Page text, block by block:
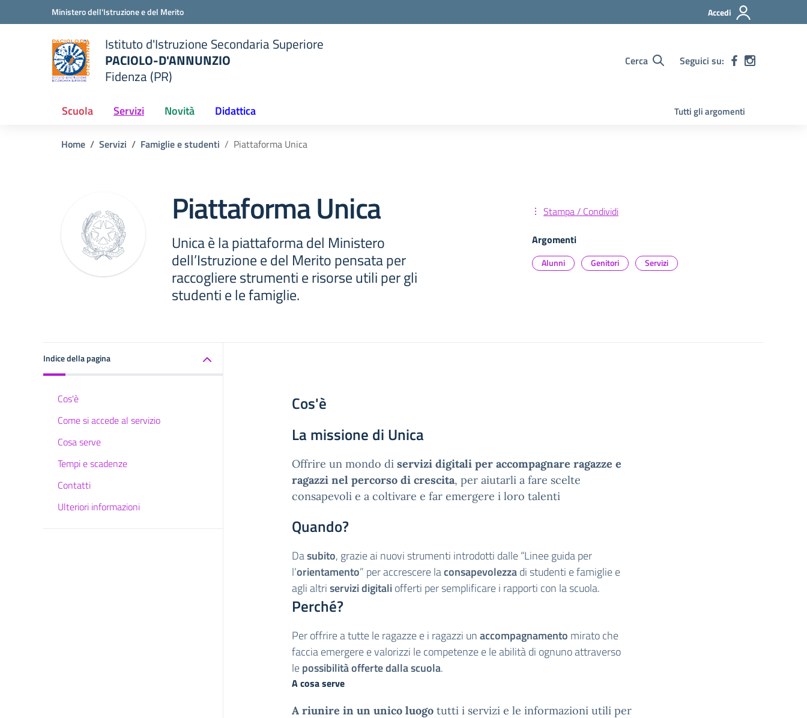
Vai ai contenuti
Vai al menu di navigazioneMinistero dell'Istruzione e del Merito Accedi
scuola
Istituto d'Istruzione Secondaria Superiore
PACIOLO-D'ANNUNZIO
Fidenza (PR)
Cerca Seguici su:
Scuola Servizi Novità Didattica Tutti gli argomenti
Home Servizi Famiglie e studenti Piattaforma Unica
Piattaforma Unica
Unica è la piattaforma del Ministero
dell’Istruzione e del Merito pensata per
raccogliere strumenti e risorse utili per gli
studenti e le famiglie.
Stampa / Condividi
Argomenti
Alunni Genitori Servizi
Indice della pagina
Cos'è
Come si accede al servizio
Cosa serve
Tempi e scadenze
Contatti
Ulteriori informazioni
Cos'è
La missione di Unica
Offrire un mondo di servizi digitali per accompagnare ragazze e
ragazzi nel percorso di crescita, per aiutarli a fare scelte
consapevoli e a coltivare e far emergere i loro talenti
Quando?
Dasubito, grazie ai nuovi strumenti introdotti dalle “Linee guida per
l’orientamento” per accrescere laconsapevolezzadi studenti e famiglie e
agli altriservizi digitaliofferti per semplificare i rapporti con la scuola.
Perché?
Per offrire a tutte le ragazze e i ragazzi unaccompagnamento mirato che
faccia emergere e valorizzi le competenze e le abilità di ognuno attraverso
lepossibilità offerte dalla scuola.
A cosa serve
A riunire in un unico luogo tutti i servizi e le informazioni utili per